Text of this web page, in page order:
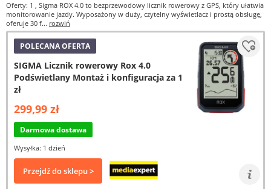
Oferty: 1 , Sigma ROX 4.0 to bezprzewodowy licznik rowerowy z GPS, który ułatwia
monitorowanie jazdy. Wyposażony w duży, czytelny wyświetlacz i prostą obsługę,
oferuje 30 f... rozwiń
POLECANA OFERTA
SIGMA Licznik rowerowy Rox 4.0
Podświetlany Montaż i konfiguracja za 1
zł
299,99 zł
Darmowa dostawa
Wysyłka: 1 dzień
Przejdź do sklepu >